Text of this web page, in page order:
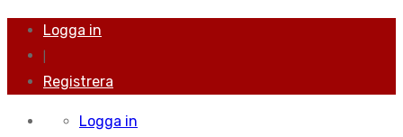
Logga in
Registrera
Logga in